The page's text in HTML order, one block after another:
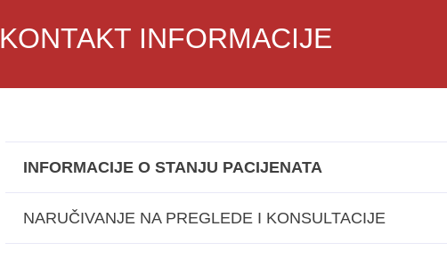
KONTAKT INFORMACIJE
INFORMACIJE O STANJU PACIJENATA
NARUČIVANJE NA PREGLEDE I KONSULTACIJE